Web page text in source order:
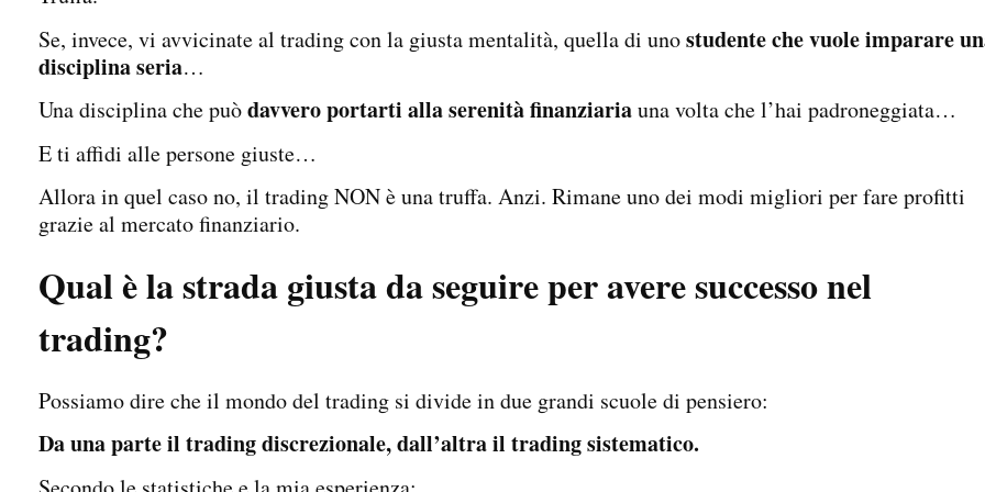
Se, invece, vi avvicinate al trading con la giusta mentalità, quella di unostudente che vuole imparare
disciplina seria…
Una disciplina che puòdavvero portarti alla serenità finanziariauna volta che l’hai padroneggiata…
E ti affidi alle persone giuste…
Allora in quel caso no, il trading NON è una truffa. Anzi. Rimane uno dei modi migliori per fare profitti
grazie al mercato finanziario.
Qual è la strada giusta da seguire per avere successo nel
trading?
Possiamo dire che il mondo del trading si divide in due grandi scuole di pensiero:
Da una parte il trading discrezionale, dall’altra il trading sistematico.